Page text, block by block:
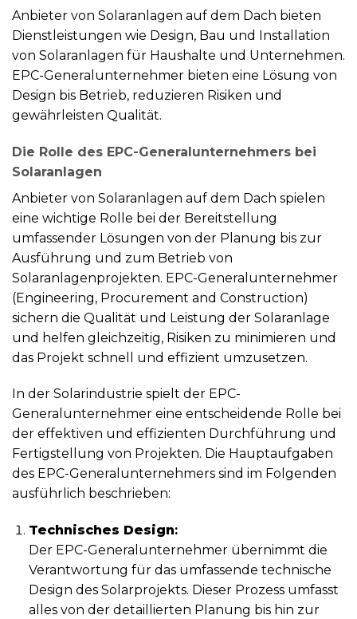
Anbieter von Solaranlagen auf dem Dach bieten
Dienstleistungen wie Design, Bau und Installation
von Solaranlagen für Haushalte und Unternehmen.
EPC-Generalunternehmer bieten eine Lösung von
Design bis Betrieb, reduzieren Risiken und
gewährleisten Qualität.
Die Rolle des EPC-Generalunternehmers bei
Solaranlagen
Anbieter von Solaranlagen auf dem Dach spielen
eine wichtige Rolle bei der Bereitstellung
umfassender Lösungen von der Planung bis zur
Ausführung und zum Betrieb von
Solaranlagenprojekten. EPC-Generalunternehmer
(Engineering, Procurement and Construction)
sichern die Qualität und Leistung der Solaranlage
und helfen gleichzeitig, Risiken zu minimieren und
das Projekt schnell und effizient umzusetzen.
In der Solarindustrie spielt der EPC-
Generalunternehmer eine entscheidende Rolle bei
der effektiven und effizienten Durchführung und
Fertigstellung von Projekten. Die Hauptaufgaben
des EPC-Generalunternehmers sind im Folgenden
ausführlich beschrieben:
Technisches Design:
Der EPC-Generalunternehmer übernimmt die
Verantwortung für das umfassende technische
Design des Solarprojekts. Dieser Prozess umfasst
alles von der detaillierten Planung bis hin zur